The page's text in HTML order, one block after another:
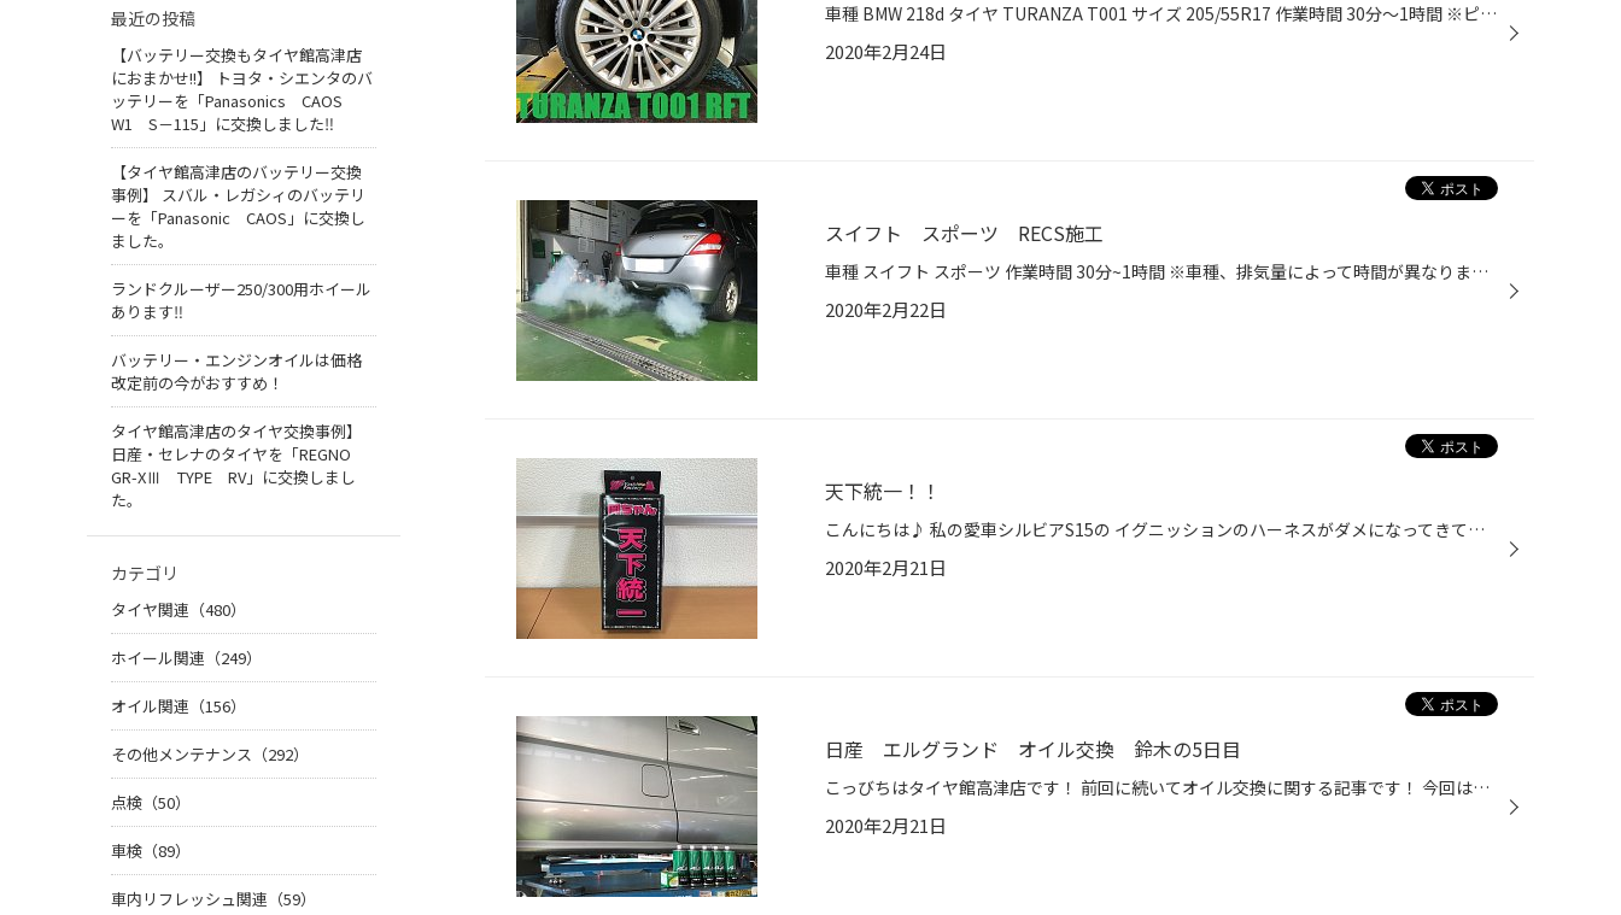
車種 BMW 218d タイヤ TURANZA T001 サイズ 205/55R17 作業時間 30分～1時間 ※ピットによって時間が異なります。 本日は、タイヤ交換です！！！ タイヤは、TURANZA T001です！ 交換の経緯は、ガラスがある道を走行したそうです。。 RFTだったのですがパンクからかなり走行したため空気が抜けていま...
2020年2月24日
スイフト スポーツ RECS施工
車種 スイフト スポーツ 作業時間 30分~1時間 ※車種、排気量によって時間が異なります。 こんにちは！！ タイヤ館 高津です！ 本日は、RECS施工のご紹介です！！ RECSといえばこの煙、、 施工後、レーシングを行い回転数を上げることでこのように煙が多くでます。 これは、たまっている煤をだしきれ...
2020年2月22日
天下統一！！
こんにちは♪ 私の愛車シルビアS15の イグニッションのハーネスがダメになってきてしまいました、、、 たまにエンジンが一発死んでしまうんです、、、 これはまずい、、、 ということで、新しいハーネスを注文しました♪ 来ました！！ヤシオファクトリー 岡ちゃん 天下統一！！ シルビアに強いショッ...
2020年2月21日
日産 エルグランド オイル交換 鈴木の5日目
こっびちはタイヤ館高津店です！ 前回に続いてオイル交換に関する記事です！ 今回はエルグランドのオイル交換です♪ 今回入れたオイルはA.S.H.PSE10W－40です！ オイルの点検した際にレベルゲージにつかないことを確認しました。 おそらくオイル上りが原因だと思いました。 結構距離も走られてる車だ...
2020年2月21日
最近の投稿
【バッテリー交換もタイヤ館高津店
におまかせ!!】 トヨタ・シエンタのバ
ッテリーを「Panasonics CAOS
W1 S－115」に交換しました‼
【タイヤ館高津店のバッテリー交換
事例】 スバル・レガシィのバッテリ
ーを「Panasonic CAOS」に交換し
ました。
ランドクルーザー250/300用ホイール
あります‼
バッテリー・エンジンオイルは価格
改定前の今がおすすめ！
タイヤ館高津店のタイヤ交換事例】
日産・セレナのタイヤを「REGNO
GR-XⅢ TYPE RV」に交換しまし
た。
カテゴリ
タイヤ関連（480）
ホイール関連（249）
オイル関連（156）
その他メンテナンス（292）
点検（50）
車検（89）
車内リフレッシュ関連（59）